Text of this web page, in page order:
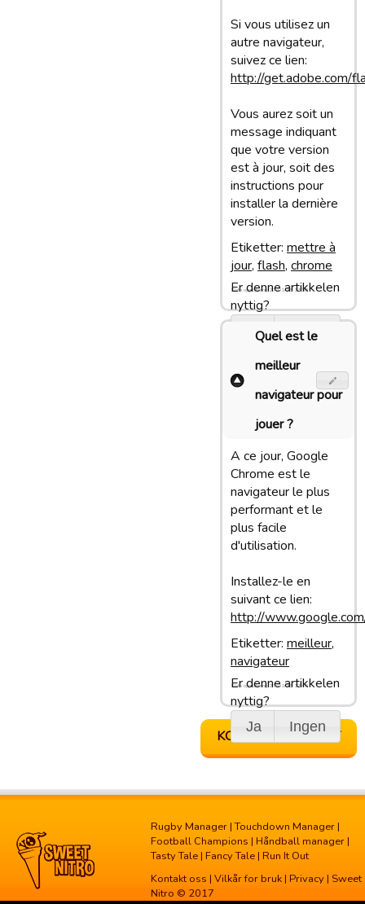
Si vous utilisez un
autre navigateur,
suivez ce lien:
http://get.adobe.com/
Vous aurez soit un
message indiquant
que votre version
est à jour, soit des
instructions pour
installer la dernière
version.
Etiketter: mettre à
jour, flash, chrome
Er denne artikkelen
nyttig?
Ja Ingen
Siste oppdatering: 27/01/13 13:38
Quel est le
meilleur
navigateur pour
jouer ?
A ce jour, Google
Chrome est le
navigateur le plus
performant et le
plus facile
d'utilisation.
Installez-le en
suivant ce lien:
http://
Etiketter: meilleur,
navigateur
Er denne artikkelen
nyttig?
Ja Ingen
Siste oppdatering: 27/01/13 13:40
KONTAKT SUPPORT
Rugby Manager |Touchdown Manager |
Football Champions | Håndball manager |
Tasty Tale | Fancy Tale | Run It Out
Kontakt oss | Vilkår for bruk | Privacy | Sweet
Nitro © 2017